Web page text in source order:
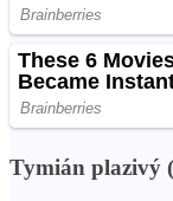
Tymián plazivý